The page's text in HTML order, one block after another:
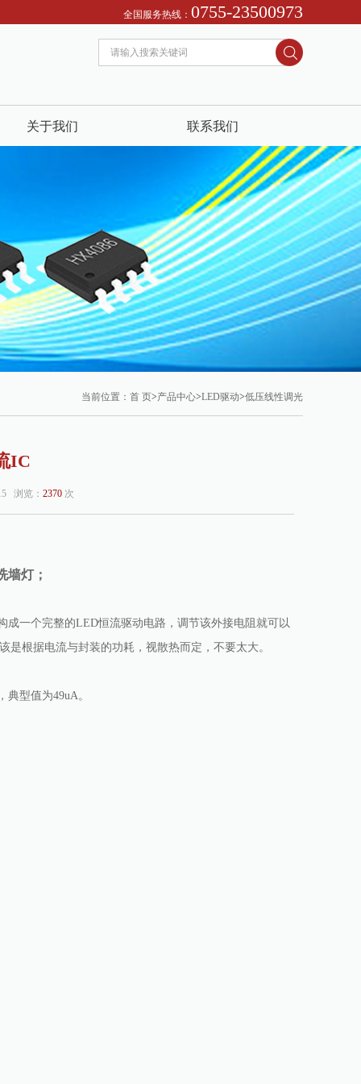
... 全国服务热线： 0755-23500973
关于我们 联系我们
当前位置： 首 页>产品中心>LED驱动>低压线性调光
IC
浏览： 2370 次
灯；
一个完整的LED恒流驱动电路，调节该外接电阻就可以
根据电流与封装的功耗，视散热而定，不要太大。
典型值为49uA。